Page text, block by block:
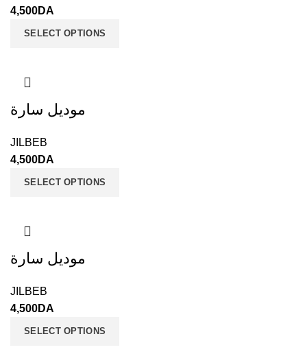
4,500DA
SELECT OPTIONS
موديل سارة
JILBEB
4,500DA
SELECT OPTIONS
موديل سارة
JILBEB
4,500DA
SELECT OPTIONS